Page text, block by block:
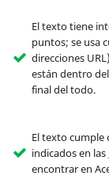
El texto tiene
puntos; se usa
direcciones
están dentro
final del todo.
El texto cumple
indicados en las
encontrar en